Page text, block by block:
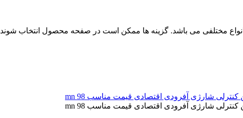
مختلفی می باشد. گزینه ها ممکن است در صفحه محصول انتخاب شوند